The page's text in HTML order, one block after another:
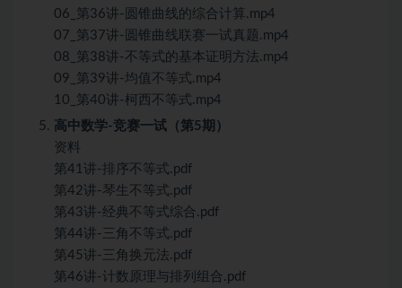
06_第36讲-圆锥曲线的综合计算.mp4
07_第37讲-圆锥曲线联赛一试真题.mp4
08_第38讲-不等式的基本证明方法.mp4
09_第39讲-均值不等式.mp4
10_第40讲-柯西不等式.mp4
高中数学-竞赛一试（第5期）
资料
第41讲-排序不等式.pdf
第42讲-琴生不等式.pdf
第43讲-经典不等式综合.pdf
第44讲-三角不等式.pdf
第45讲-三角换元法.pdf
第46讲-计数原理与排列组合.pdf